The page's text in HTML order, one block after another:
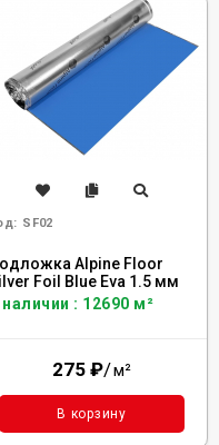
SF02
Alpine Floor
Foil Blue Eva 1.5 мм
наличии : 12690 м²
275 ₽/м²
В корзину